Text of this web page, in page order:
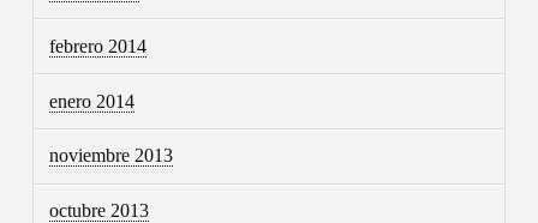
febrero 2014
enero 2014
noviembre 2013
octubre 2013